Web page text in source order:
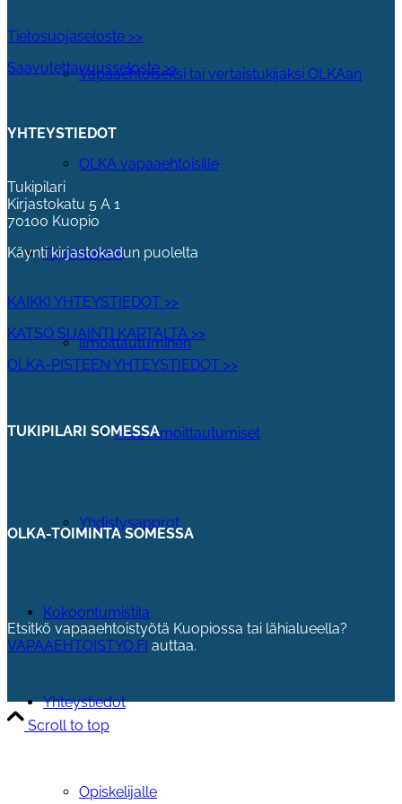
Vapaaehtoiseksi tai vertaistukijaksi OLKAan
OLKA vapaaehtoisille
Tapahtumat
Ilmoittautuminen
Muut ilmoittautumiset
Yhdistysapprot
Kokoontumistila
Yhteystiedot
Opiskelijalle
Tietosuojaseloste >>
Saavutettavuusseloste >>
YHTEYSTIEDOT
Tukipilari
Kirjastokatu 5 A 1
70100 Kuopio
Käynti kirjastokadun puolelta
KAIKKI YHTEYSTIEDOT >>
KATSO SIJAINTI KARTALTA >>
OLKA-PISTEEN YHTEYSTIEDOT >>
TUKIPILARI SOMESSA
OLKA-TOIMINTA SOMESSA
Etsitkö vapaaehtoistyötä Kuopiossa tai lähialueella?
VAPAAEHTOISTYO.FI auttaa.
Scroll to top